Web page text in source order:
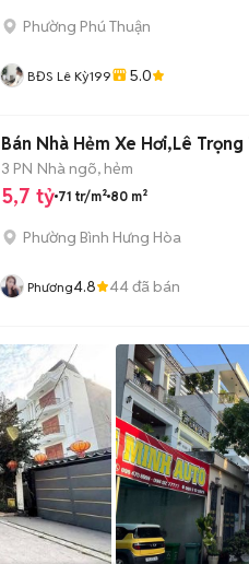
Phường Phú Thuận
BĐS Lê Kỳ199 5.0
Bán Nhà Hẻm Xe Hơi,Lê Trọng
3 PN Nhà ngõ, hẻm
5,7 tỷ 71 tr/m² 80 m²
Phường Bình Hưng Hòa
Phương4.8 44đã bán